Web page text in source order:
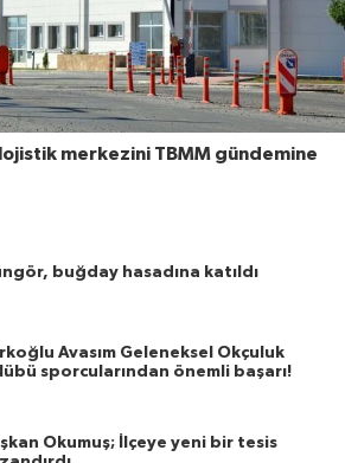
merkezini TBMM gündemine
buğday hasadına katıldı
Avasım Geleneksel Okçuluk
sporcularından önemli başarı!
Okumuş; İlçeye yeni bir tesis